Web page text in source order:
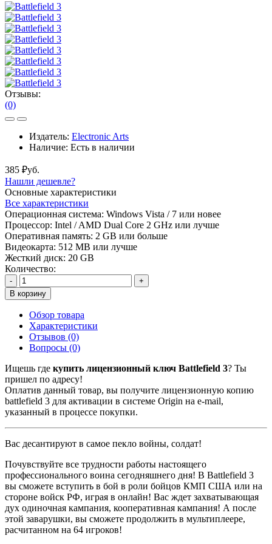
Отзывы:
(0)
Издатель: Electronic Arts
Наличие: Есть в наличии
385 ₽уб.
Нашли дешевле?
Основные характеристики
Все характеристики
Операционная система: Windows Vista / 7 или новее
Процессор: Intel / AMD Dual Core 2 GHz или лучше
Оперативная память: 2 GB или больше
Видеокарта: 512 MB или лучше
Жесткий диск: 20 GB
Количество:
-
+
В корзину
Обзор товара
Характеристики
Отзывов (0)
Вопросы (0)
Ищешь где купить лицензионный ключ Battlefield 3? Ты
пришел по адресу!
Оплатив данный товар, вы получите лицензионную копию
battlefield 3 для активации в системе Origin на e-mail,
указанный в процессе покупки.
Вас десантируют в самое пекло войны, солдат!
Почувствуйте все трудности работы настоящего
профессионального воина сегодняшнего дня! В Battlefield 3
вы сможете вступить в бой в роли бойцов КМП США или на
стороне войск РФ, играя в онлайн! Вас ждет захватывающая
дух одиночная кампания, кооперативная кампания! А после
этой заварушки, вы сможете продолжить в мультиплеере,
расчитанном на 64 игроков!